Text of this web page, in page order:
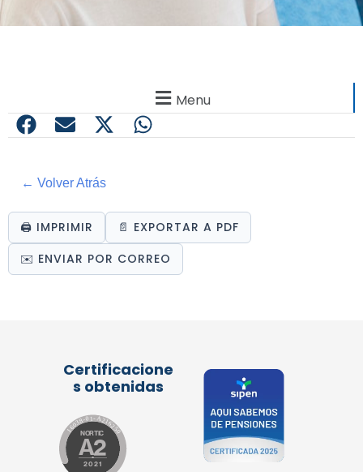
Menu
← Volver Atrás
🖨️ IMPRIMIR
📄 EXPORTAR A PDF
✉️ ENVIAR POR CORREO
Certificacione
s obtenidas